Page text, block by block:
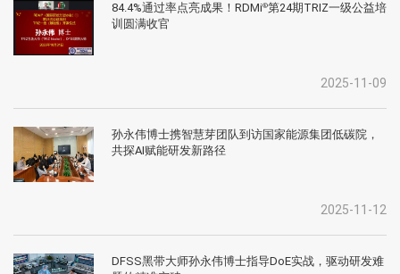
84.4%通过率点亮成果！RDMi®第24期TRIZ一级公益培
训圆满收官
2025-11-09
孙永伟博士携智慧芽团队到访国家能源集团低碳院，
共探AI赋能研发新路径
2025-11-12
DFSS黑带大师孙永伟博士指导DoE实战，驱动研发难